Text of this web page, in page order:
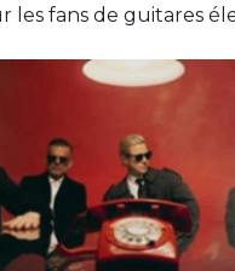
les fans de guitares